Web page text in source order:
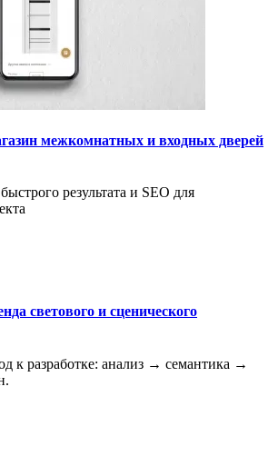
межкомнатных и входных дверей
результата и SEO для
светового и сценического
к разработке: анализ → семантика →